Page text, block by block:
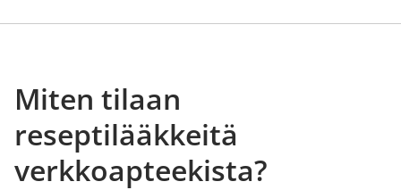
Miten tilaan
reseptilääkkeitä
verkkoapteekista?